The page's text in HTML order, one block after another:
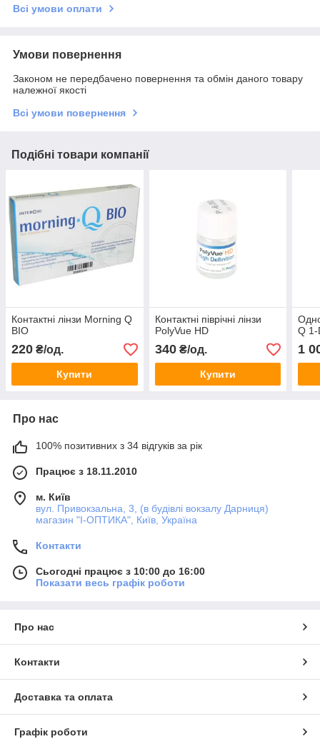
Всі умови оплати
Умови повернення
Законом не передбачено повернення та обмін даного товару
належної якості
Всі умови повернення
Подібні товари компанії
Контактні лінзи Morning Q
BIO
220 ₴/од.
Купити
Контактні піврічні лінзи
PolyVue HD
340₴/од.
Купити
Q 1-
1
Про нас
100% позитивних з 34 відгуків за рік
Працює з 18.11.2010
м. Київ
вул. Привокзальна, 3, (в будівлі вокзалу Дарниця)
магазин "I-ОПТИКА", Київ, Україна
Контакти
Сьогодні працює з 10:00 до 16:00
Показати весь графік роботи
Про нас
Контакти
Доставка та оплата
Графік роботи